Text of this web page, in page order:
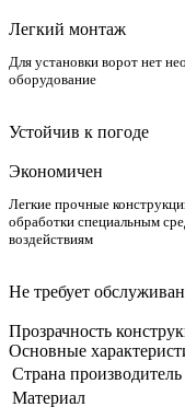
Легкий монтаж
Для установки ворот нет
оборудование
Устойчив к погоде
Экономичен
Легкие прочные
обработки специальным
воздействиям
Не требует
Прозрачность
Основные
Страна производитель
Материал